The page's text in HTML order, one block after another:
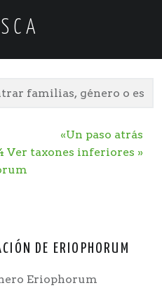
«Un paso atrás
Ver taxones inferiores »
DE ERIOPHORUM
Eriophorum